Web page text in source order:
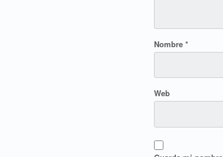
Nombre*
Web